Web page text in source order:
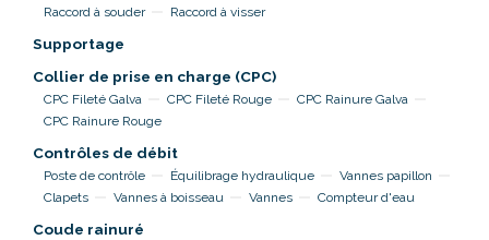
Raccord à souder
Raccord à visser
Supportage
Collier de prise en charge (CPC)
CPC Fileté Galva CPC Fileté Rouge
CPC Rainure Galva
CPC Rainure Rouge
Contrôles de débit
Poste de contrôle Équilibrage hydraulique
Vannes papillon
Clapets
Vannes à boisseau Vannes Compteur d'eau
Coude rainuré